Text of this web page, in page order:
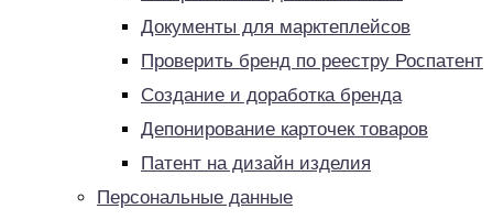
Документы для марктеплейсов
Проверить бренд по реестру Роспатент
Создание и доработка бренда
Депонирование карточек товаров
Патент на дизайн изделия
Персональные данные